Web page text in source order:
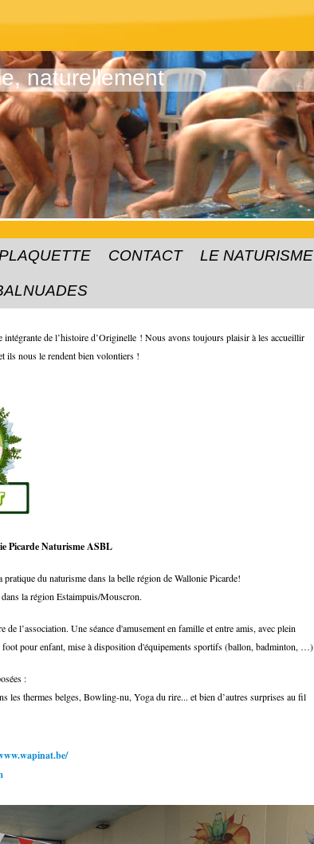
naturellement
CONTACT LE NATURISME
intégrante de l’histoire d’Originelle ! Nous avons toujours plaisir à les accueillir
ils nous le rendent bien volontiers !
Picarde Naturisme ASBL
pratique du naturisme dans la belle région de Wallonie Picarde!
la région Estaimpuis/Mouscron.
de l’association. Une séance d'amusement en famille et entre amis, avec plein
foot pour enfant, mise à disposition d'équipements sportifs (ballon, badminton, …)
:
les thermes belges, Bowling-nu, Yoga du rire... et bien d’autres surprises au fil